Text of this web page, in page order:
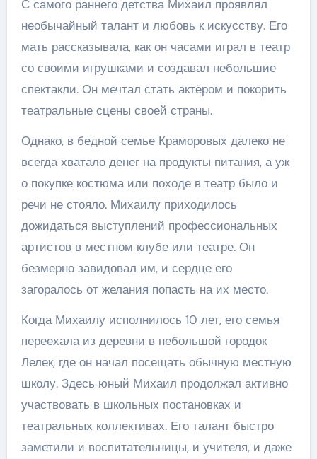
С самого раннего детства Михаил проявлял
необычайный талант и любовь к искусству. Его
мать рассказывала, как он часами играл в театр
со своими игрушками и создавал небольшие
спектакли. Он мечтал стать актёром и покорить
театральные сцены своей страны.
Однако, в бедной семье Краморовых далеко не
всегда хватало денег на продукты питания, а уж
о покупке костюма или походе в театр было и
речи не стояло. Михаилу приходилось
дожидаться выступлений профессиональных
артистов в местном клубе или театре. Он
безмерно завидовал им, и сердце его
загоралось от желания попасть на их место.
Когда Михаилу исполнилось 10 лет, его семья
переехала из деревни в небольшой городок
Лелек, где он начал посещать обычную местную
школу. Здесь юный Михаил продолжал активно
участвовать в школьных постановках и
театральных коллективах. Его талант быстро
заметили и воспитательницы, и учителя, и даже